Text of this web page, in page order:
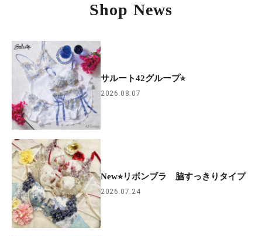
Shop News
サルート42グループ⭐︎
2026.08.07
New⭐︎リボンブラ 脇すっきりタイプ
2026.07.24